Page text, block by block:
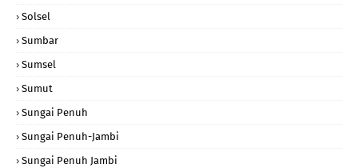
Solsel
Sumbar
Sumsel
Sumut
Sungai Penuh
Sungai Penuh-Jambi
Sungai Penuh Jambi